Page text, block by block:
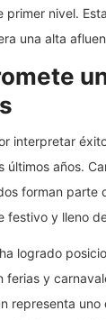
nivel.
una alta
interpretar
últimos años.
forman parte
festivo y lleno
logrado
ferias y
representa uno